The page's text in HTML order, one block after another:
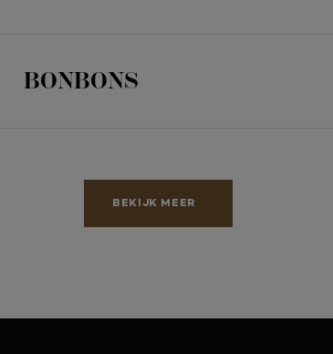
BONBONS
BEKIJK MEER